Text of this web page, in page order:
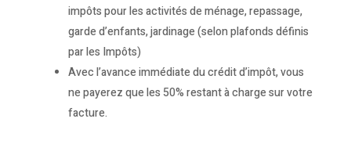
impôts pour les activités de ménage, repassage,
garde d’enfants, jardinage (selon plafonds définis
par les Impôts)
Avec l’avance immédiate du crédit d’impôt, vous
ne payerez que les 50% restant à charge sur votre
facture.